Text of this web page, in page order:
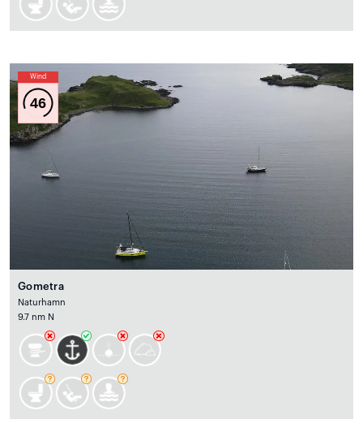
Wind
46
Gometra
Naturhamn
9.7 nm N